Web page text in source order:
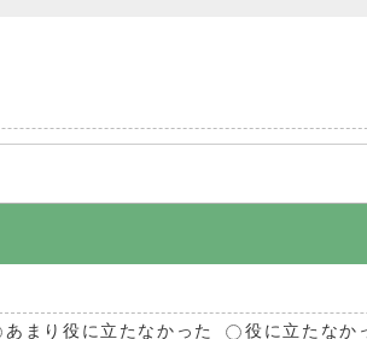
あまり役に立たなかった 役に立たなか